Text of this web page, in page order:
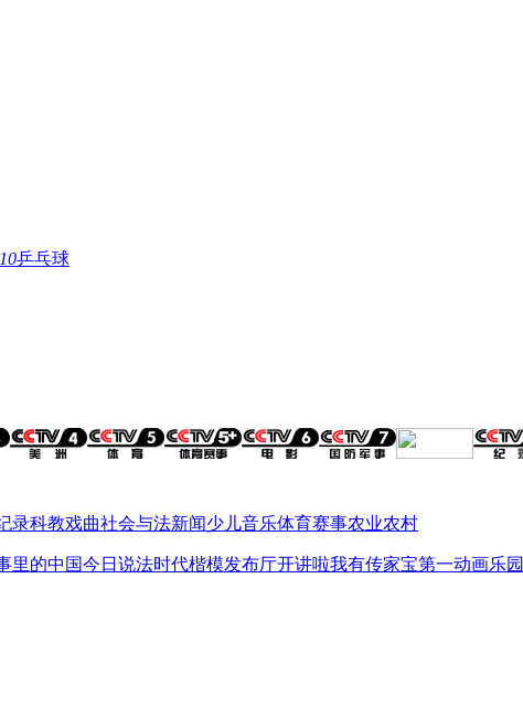
10乒乓球
录科教戏曲社会与法新闻少儿音乐体育赛事农业农村
里的中国今日说法时代楷模发布厅开讲啦我有传家宝第一动画乐园